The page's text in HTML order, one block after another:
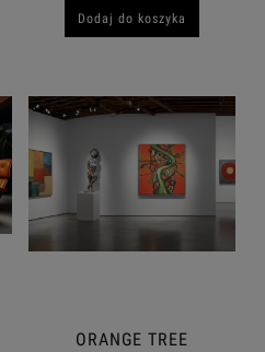
Dodaj do koszyka
ORANGE TREE